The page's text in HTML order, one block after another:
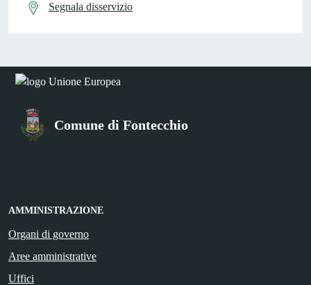
Segnala disservizio
Comune di Fontecchio
AMMINISTRAZIONE
Organi di governo
Aree amministrative
Uffici